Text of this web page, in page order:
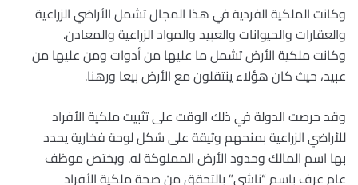
وكانت الملكية الفردية في هذا المجال تشمل الأراضي الزراعية
والعقارات والحيوانات والعبيد والمواد الزراعية والمعادن.
وكانت ملكية الأرض تشمل ما عليها من أدوات ومن عليها من
عبيد، حيث كان هؤلاء ينتقلون مع الأرض بيعا ورهنا.
وقد حرصت الدولة في ذلك الوقت على تثبيت ملكية الأفراد
للأراضي الزراعية بمنحهم وثيقة على شكل لوحة فخارية يحدد
بها اسم المالك وحدود الأرض المملوكة له. ويختص موظف
عام عرف باسم “ناشي” بالتحقق من صحة ملكية الأفراد